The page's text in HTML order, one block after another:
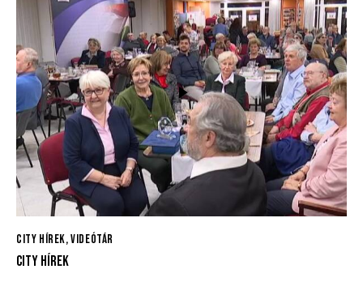
CITY HÍREK,VIDEÓTÁR
CITY HÍREK